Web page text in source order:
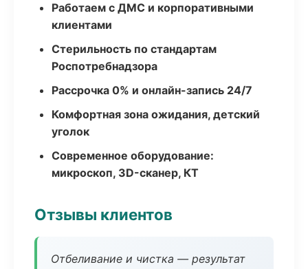
Работаем с ДМС и корпоративными
клиентами
Стерильность по стандартам
Роспотребнадзора
Рассрочка 0% и онлайн-запись 24/7
Комфортная зона ожидания, детский
уголок
Современное оборудование:
микроскоп, 3D-сканер, КТ
Отзывы клиентов
Отбеливание и чистка — результат